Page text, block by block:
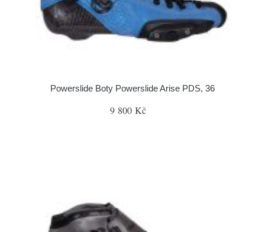
Powerslide Boty Powerslide Arise PDS, 36
9 800 Kč